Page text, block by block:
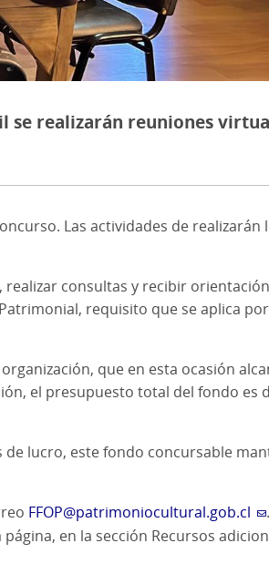
se realizarán reuniones
Las actividades de realizarán
consultas y recibir
requisito que se aplica
que en esta ocasión
el presupuesto total del fondo es
lucro, este fondo concursable
FFOP@patrimoniocultural.gob.cl
en la sección Recursos